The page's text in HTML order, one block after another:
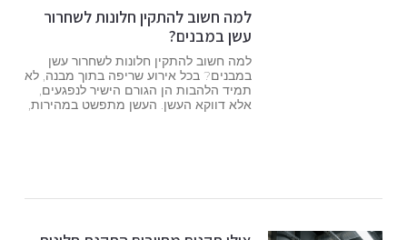
למה חשוב להתקין חלונות לשחרור
עשן במבנים?
למה חשוב להתקין חלונות לשחרור עשן
במבנים? בכל אירוע שריפה בתוך מבנה, לא
תמיד הלהבות הן הגורם הישיר לנפגעים,
אלא דווקא העשן. העשן מתפשט במהירות,